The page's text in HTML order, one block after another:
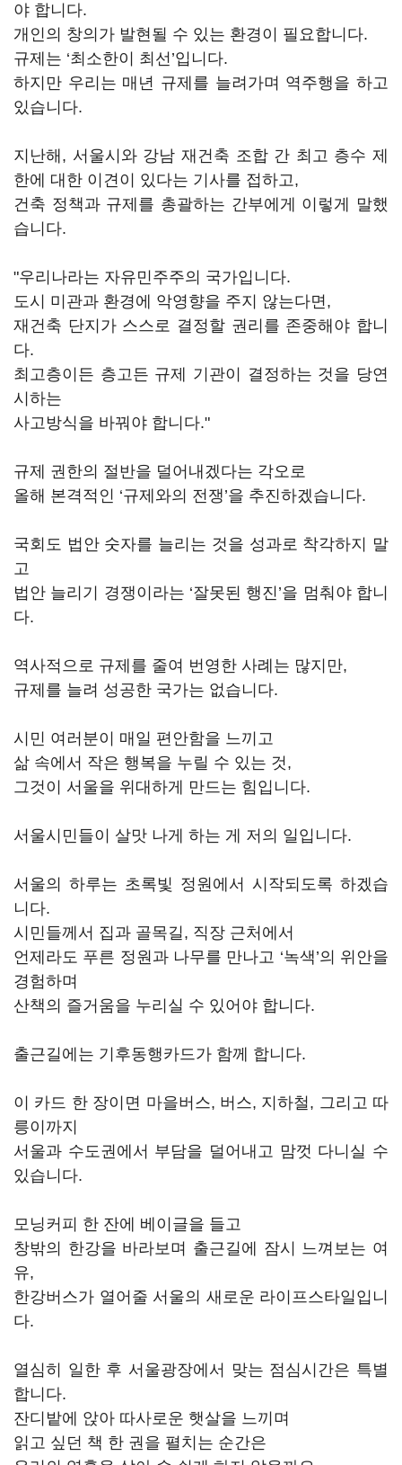
야 합니다.
개인의 창의가 발현될 수 있는 환경이 필요합니다.
규제는 ‘최소한이 최선’입니다.
하지만 우리는 매년 규제를 늘려가며 역주행을 하고
있습니다.
지난해, 서울시와 강남 재건축 조합 간 최고 층수 제
한에 대한 이견이 있다는 기사를 접하고,
건축 정책과 규제를 총괄하는 간부에게 이렇게 말했
습니다.
"우리나라는 자유민주주의 국가입니다.
도시 미관과 환경에 악영향을 주지 않는다면,
재건축 단지가 스스로 결정할 권리를 존중해야 합니
다.
최고층이든 층고든 규제 기관이 결정하는 것을 당연
시하는
사고방식을 바꿔야 합니다."
규제 권한의 절반을 덜어내겠다는 각오로
올해 본격적인 ‘규제와의 전쟁’을 추진하겠습니다.
국회도 법안 숫자를 늘리는 것을 성과로 착각하지 말
고
법안 늘리기 경쟁이라는 ‘잘못된 행진’을 멈춰야 합니
다.
역사적으로 규제를 줄여 번영한 사례는 많지만,
규제를 늘려 성공한 국가는 없습니다.
시민 여러분이 매일 편안함을 느끼고
삶 속에서 작은 행복을 누릴 수 있는 것,
그것이 서울을 위대하게 만드는 힘입니다.
서울시민들이 살맛 나게 하는 게 저의 일입니다.
서울의 하루는 초록빛 정원에서 시작되도록 하겠습
니다.
시민들께서 집과 골목길, 직장 근처에서
언제라도 푸른 정원과 나무를 만나고 ‘녹색’의 위안을
경험하며
산책의 즐거움을 누리실 수 있어야 합니다.
출근길에는 기후동행카드가 함께 합니다.
이 카드 한 장이면 마을버스, 버스, 지하철, 그리고 따
릉이까지
서울과 수도권에서 부담을 덜어내고 맘껏 다니실 수
있습니다.
모닝커피 한 잔에 베이글을 들고
창밖의 한강을 바라보며 출근길에 잠시 느껴보는 여
유,
한강버스가 열어줄 서울의 새로운 라이프스타일입니
다.
열심히 일한 후 서울광장에서 맞는 점심시간은 특별
합니다.
잔디밭에 앉아 따사로운 햇살을 느끼며
읽고 싶던 책 한 권을 펼치는 순간은